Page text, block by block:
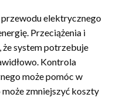
elektrycznego
Przeciążenia i
system potrzebuje
Kontrola
może pomóc w
zmniejszyć koszty